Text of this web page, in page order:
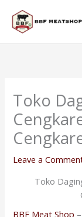
content
Toko
Leave a
Toko
BBF Meat Shop